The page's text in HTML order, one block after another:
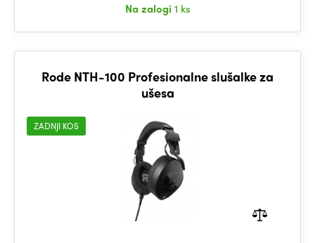
Na zalogi 1 ks
Rode NTH-100 Profesionalne slušalke za
ušesa
ZADNJI KOS